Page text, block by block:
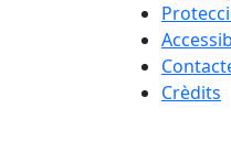
Crèdits